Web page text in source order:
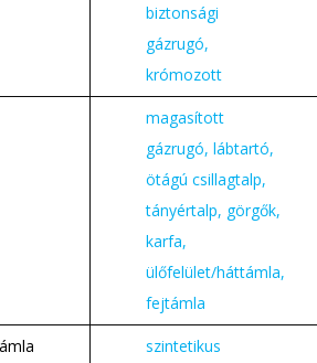
biztonsági
gázrugó,
krómozott
magasított
gázrugó, lábtartó,
ötágú csillagtalp,
tányértalp, görgők,
karfa,
ülőfelület/háttámla,
fejtámla
szintetikus